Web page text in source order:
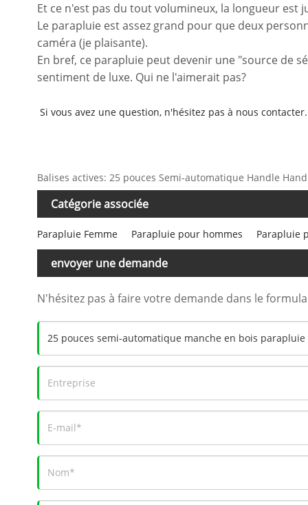
Et ce n'est pas du tout volumineux, la longueur est
Le parapluie est assez grand pour que deux
caméra (je plaisante).
En bref, ce parapluie peut devenir une "source de
sentiment de luxe. Qui ne l'aimerait pas?
Si vous avez une question, n'hésitez pas à nous contacter.
Balises actives: 25 pouces Semi-automatique Handle
Catégorie associée
Parapluie Femme Parapluie pour hommes Parapluie
envoyer une demande
N'hésitez pas à faire votre demande dans le